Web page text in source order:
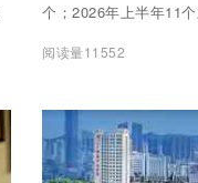
个；2026年上半年11
阅读量11552